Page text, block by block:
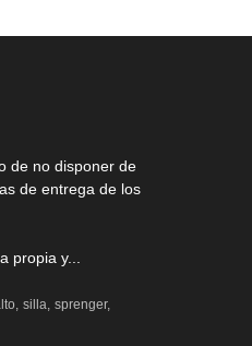
de no disponer de
de entrega de los
y...
silla sprenger